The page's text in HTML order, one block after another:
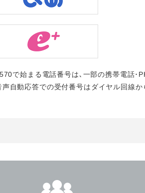
で始まる電話番号は､一部の携帯電話･
自動応答での受付番号はダイヤル回線